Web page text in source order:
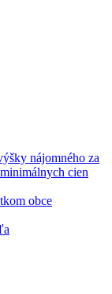
nájomného za
cien
obce